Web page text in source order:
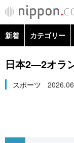
新着 カテゴリー
政治・外交
経済・ビジネス
社会
日本2―2オラ
スポーツ